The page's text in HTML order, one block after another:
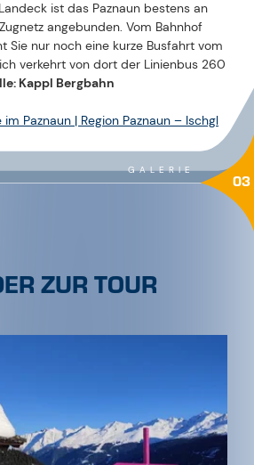
ist das Paznaun bestens an
angebunden. Vom Bahnhof
Sie nur noch eine kurze Busfahrt vom
verkehrt von dort der Linienbus 260
Kappl Bergbahn
Paznaun | Region Paznaun – Ischgl
GALERIE 03
ZUR TOUR